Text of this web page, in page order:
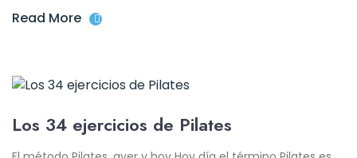
Read More
Los 34 ejercicios de Pilates